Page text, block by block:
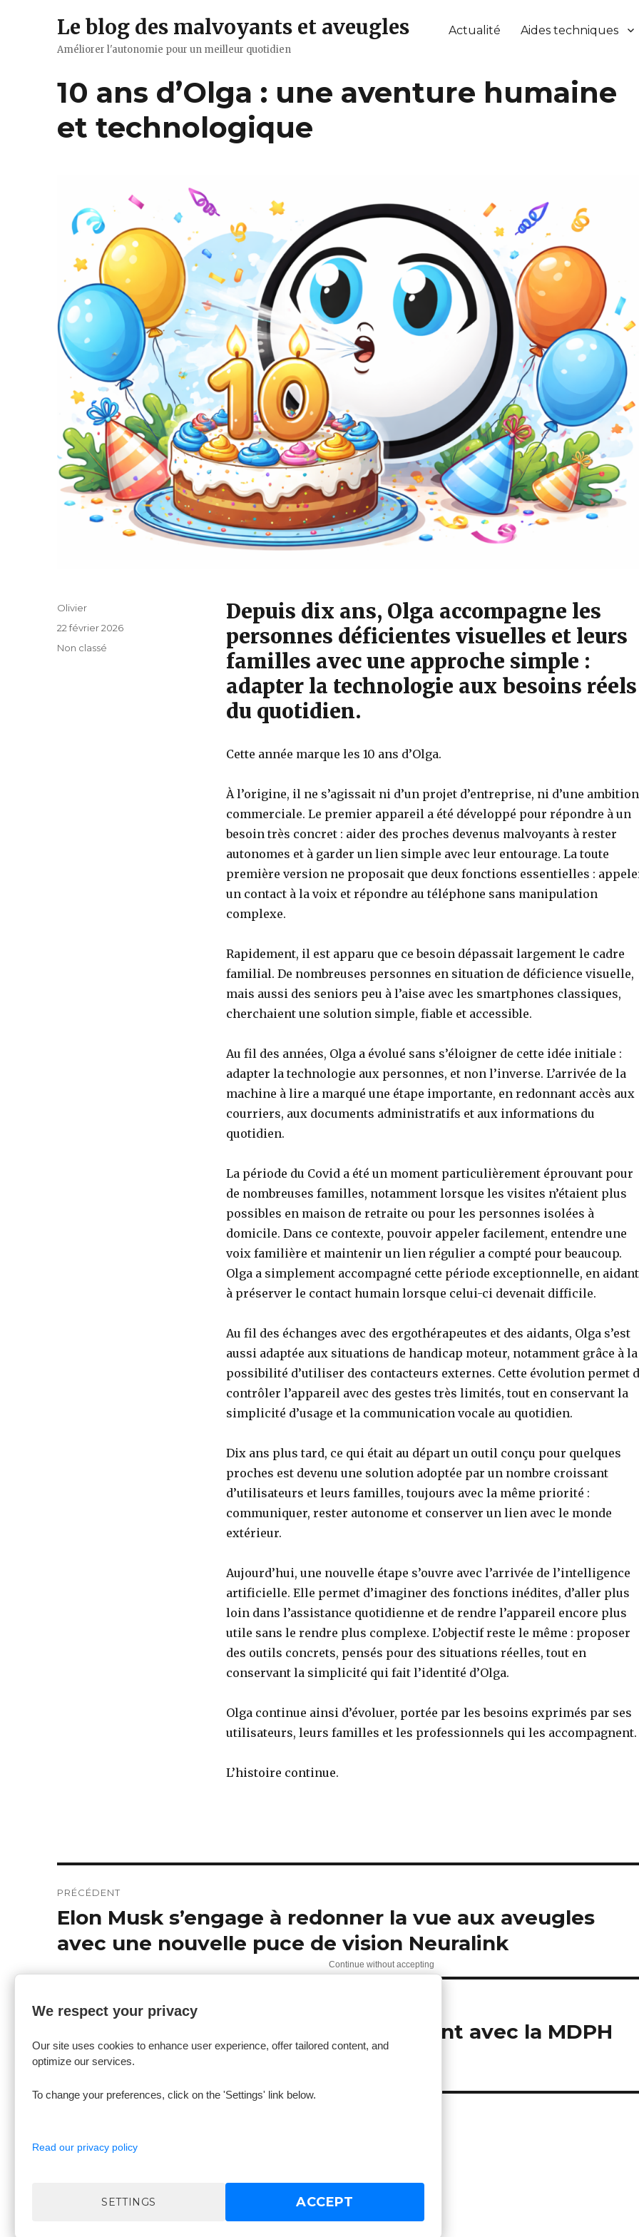
Le blog des malvoyants et aveugles
Améliorer l'autonomie pour un meilleur quotidien
Actualité Aides techniques
10 ans d’Olga : une aventure humaine
et technologique
Depuis dix ans, Olga accompagne les
personnes déficientes visuelles et leurs
familles avec une approche simple :
adapter la technologie aux besoins réels
du quotidien.
Cette année marque les 10 ans d’Olga.
À l’origine, il ne s’agissait ni d’un projet d’entreprise, ni d’une ambition
commerciale. Le premier appareil a été développé pour répondre à un
besoin très concret : aider des proches devenus malvoyants à rester
autonomes et à garder un lien simple avec leur entourage. La toute
première version ne proposait que deux fonctions essentielles :
un contact à la voix et répondre au téléphone sans manipulation
complexe.
Rapidement, il est apparu que ce besoin dépassait largement le cadre
familial. De nombreuses personnes en situation de déficience visuelle,
mais aussi des seniors peu à l’aise avec les smartphones classiques,
cherchaient une solution simple, fiable et accessible.
Au fil des années, Olga a évolué sans s’éloigner de cette idée initiale :
adapter la technologie aux personnes, et non l’inverse. L’arrivée de la
machine à lire a marqué une étape importante, en redonnant accès aux
courriers, aux documents administratifs et aux informations du
quotidien.
La période du Covid a été un moment particulièrement éprouvant pour
de nombreuses familles, notamment lorsque les visites n’étaient plus
possibles en maison de retraite ou pour les personnes isolées à
domicile. Dans ce contexte, pouvoir appeler facilement, entendre une
voix familière et maintenir un lien régulier a compté pour beaucoup.
Olga a simplement accompagné cette période exceptionnelle, en aidant
à préserver le contact humain lorsque celui-ci devenait difficile.
Au fil des échanges avec des ergothérapeutes et des aidants, Olga s’est
aussi adaptée aux situations de handicap moteur, notamment grâce à la
possibilité d’utiliser des contacteurs externes. Cette évolution permet
contrôler l’appareil avec des gestes très limités, tout en conservant la
simplicité d’usage et la communication vocale au quotidien.
Dix ans plus tard, ce qui était au départ un outil conçu pour quelques
proches est devenu une solution adoptée par un nombre croissant
d’utilisateurs et leurs familles, toujours avec la même priorité :
communiquer, rester autonome et conserver un lien avec le monde
extérieur.
Aujourd’hui, une nouvelle étape s’ouvre avec l’arrivée de l’intelligence
artificielle. Elle permet d’imaginer des fonctions inédites, d’aller plus
loin dans l’assistance quotidienne et de rendre l’appareil encore plus
utile sans le rendre plus complexe. L’objectif reste le même : proposer
des outils concrets, pensés pour des situations réelles, tout en
conservant la simplicité qui fait l’identité d’Olga.
Olga continue ainsi d’évoluer, portée par les besoins exprimés par ses
utilisateurs, leurs familles et les professionnels qui les accompagnent.
L’histoire continue.
Auteur
Olivier
Publié
22 février 2026
Catégories
Non classé
de
l’article
PRÉCÉDENT
Article
Elon Musk s’engage à redonner la vue aux aveugles
avec une nouvelle puce de vision Neuralink
SUIVANT
suivant :
Financer un téléphone pour malvoyant avec la MDPH
(PCH) : le mode d’emploi
|Jobs
Continue without accepting
We respect your privacy
Our site uses cookies to enhance user experience, offer tailored content, and
optimize our services.
To change your preferences, click on the 'Settings' link below.
Read our privacy policy
SETTINGS ACCEPT